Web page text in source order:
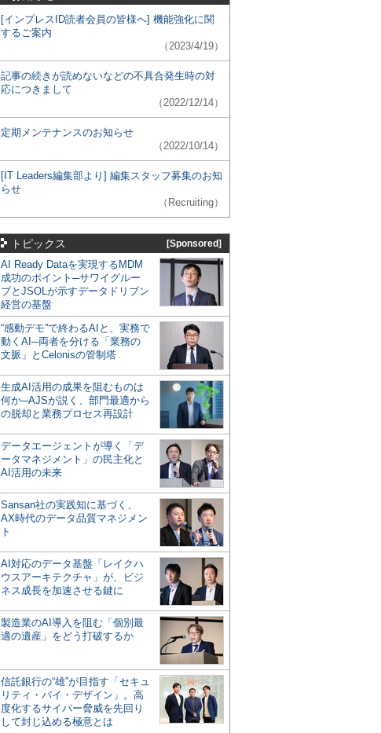
[インプレスID読者会員の皆様へ] 機能強化に関
するご案内
（2023/4/19）
記事の続きが読めないなどの不具合発生時の対
応につきまして
（2022/12/14）
定期メンテナンスのお知らせ
（2022/10/14）
[IT Leaders編集部より] 編集スタッフ募集のお知
らせ
（Recruiting）
トピックス [Sponsored]
AI Ready Dataを実現するMDM
成功のポイント─サワイグルー
プとJSOLが示すデータドリブン
経営の基盤
“感動デモ”で終わるAIと、実務で
動くAI─両者を分ける「業務の
文脈」とCelonisの管制塔
生成AI活用の成果を阻むものは
何か─AJSが説く、部門最適から
の脱却と業務プロセス再設計
データエージェントが導く「デ
ータマネジメント」の民主化と
AI活用の未来
Sansan社の実践知に基づく、
AX時代のデータ品質マネジメン
ト
AI対応のデータ基盤「レイクハ
ウスアーキテクチャ」が、ビジ
ネス成長を加速させる鍵に
製造業のAI導入を阻む「個別最
適の遺産」をどう打破するか
信託銀行の“雄”が目指す「セキュ
リティ・バイ・デザイン」。高
度化するサイバー脅威を先回り
して封じ込める極意とは